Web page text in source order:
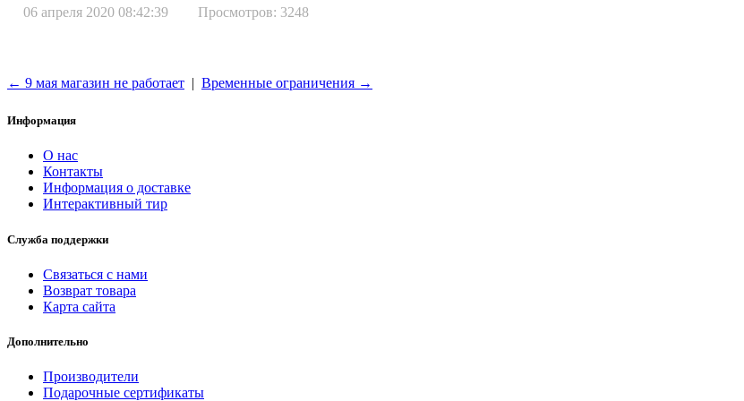
06 апреля 2020 08:42:39 Просмотров: 3248
← 9 мая магазин не работает | Временные ограничения →
Информация
О нас
Контакты
Информация о доставке
Интерактивный тир
Служба поддержки
Связаться с нами
Возврат товара
Карта сайта
Дополнительно
Производители
Подарочные сертификаты